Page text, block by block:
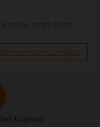
aux petits soins”
recensione completa
Kingdom)